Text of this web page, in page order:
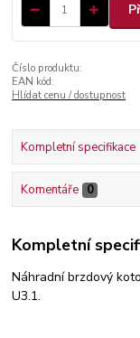
Číslo produktu:
EAN kód:
Hlídat cenu / dostupnost
Kompletní specifikace
Komentáře 0
Kompletní
Náhradní brzdový
U3.1.